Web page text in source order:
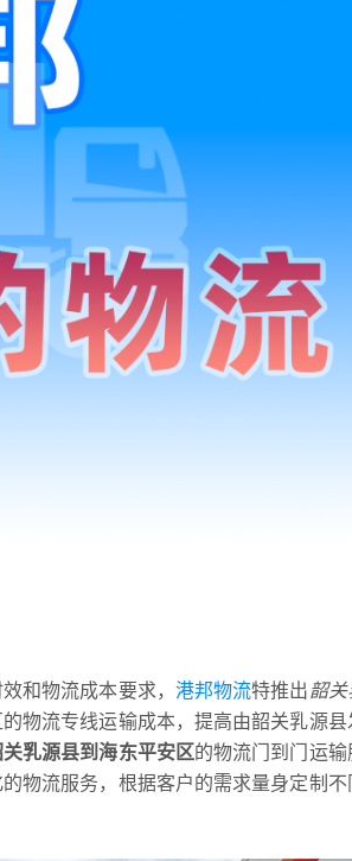
和物流成本要求， 港邦物流特推出韶关
物流专线运输成本，提高由韶关乳源县
关乳源县到海东平安区的物流门到门运输
物流服务，根据客户的需求量身定制不